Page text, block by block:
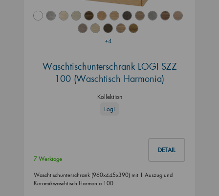
+4
Waschtischunterschrank LOGI SZZ
100 (Waschtisch Harmonia)
Kollektion
Logi
DETAIL
7 Werktage
Waschtischunterschrank (960x445x390) mit 1 Auszug und
Keramikwaschtisch Harmonia 100